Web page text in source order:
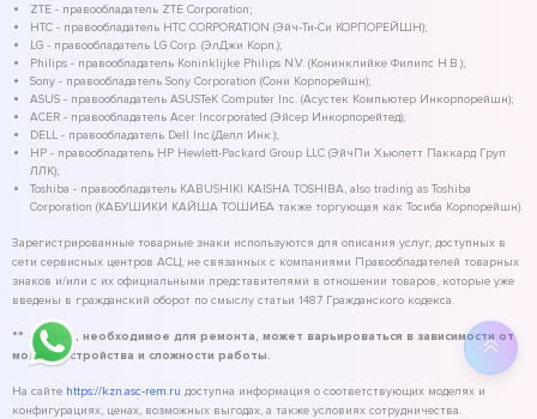
ZTE - правообладатель ZTE Corporation;
HTC - правообладатель HTC CORPORATION (Эйч-Ти-Си КОРПОРЕЙШН);
LG - правообладатель LG Corp. (ЭлДжи Корп.);
Philips - правообладатель Koninklijke Philips N.V. (Конинклийке Филипс Н.В.);
Sony - правообладатель Sony Corporation (Сони Корпорейшн);
ASUS - правообладатель ASUSTeK Computer Inc. (Асустек Компьютер Инкорпорейшн);
ACER - правообладатель Acer Incorporated (Эйсер Инкорпорейтед);
DELL - правообладатель Dell Inc.(Делл Инк.);
HP - правообладатель HP Hewlett-Packard Group LLC (ЭйчПи Хьюлетт Паккард Груп
ЛЛК);
Toshiba - правообладатель KABUSHIKI KAISHA TOSHIBA, also trading as Toshiba
Corporation (КАБУШИКИ КАЙША ТОШИБА также торгующая как Тосиба Корпорейшн).
Зарегистрированные товарные знаки используются для описания услуг, доступных в
сети сервисных центров АСЦ, не связанных с компаниями Правообладателей товарных
знаков и/или с их официальными представителями в отношении товаров, которые уже
введены в гражданский оборот по смыслу статьи 1487 Гражданского кодекса.
** - время, необходимое для ремонта, может варьироваться в зависимости от
модели устройства и сложности работы.
На сайте https://kzn.asc-rem.ru доступна информация о соответствующих моделях и
конфигурациях, ценах, возможных выгодах, а также условиях сотрудничества.